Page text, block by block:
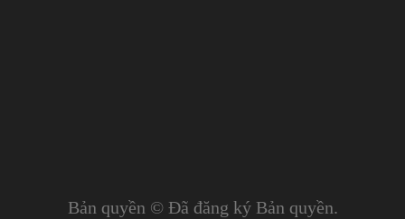
Bản quyền © Đã đăng ký Bản quyền.